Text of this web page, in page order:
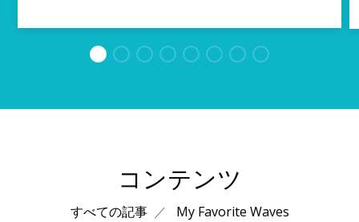
搭載。周波数特性や密度、初期反射、モジュレーション、
奥行き感に至るまで、数値に頼らず人間の「耳」を基準に
徹底的なチューニングを施しました。 「手持ちのリバーブ
得力』で選びたい」——Atlas Reverbは、そんな理想の空
数の多い現代のミックスでも埋もれない、圧倒的な奥行き
と立体感を生み出します。
コンテンツ
すべての記事 My Favorite Waves